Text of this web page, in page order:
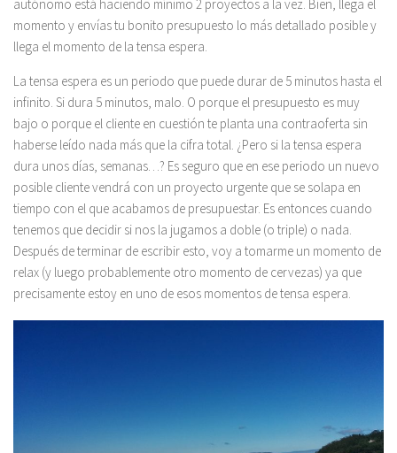
autónomo está haciendo mínimo 2 proyectos a la vez. Bien, llega el
momento y envías tu bonito presupuesto lo más detallado posible y
llega el momento de la tensa espera.
La tensa espera es un periodo que puede durar de 5 minutos hasta el
infinito. Si dura 5 minutos, malo. O porque el presupuesto es muy
bajo o porque el cliente en cuestión te planta una contraoferta sin
haberse leído nada más que la cifra total. ¿Pero si la tensa espera
dura unos días, semanas…? Es seguro que en ese periodo un nuevo
posible cliente vendrá con un proyecto urgente que se solapa en
tiempo con el que acabamos de presupuestar. Es entonces cuando
tenemos que decidir si nos la jugamos a doble (o triple) o nada.
Después de terminar de escribir esto, voy a tomarme un momento de
relax (y luego probablemente otro momento de cervezas) ya que
precisamente estoy en uno de esos momentos de tensa espera.